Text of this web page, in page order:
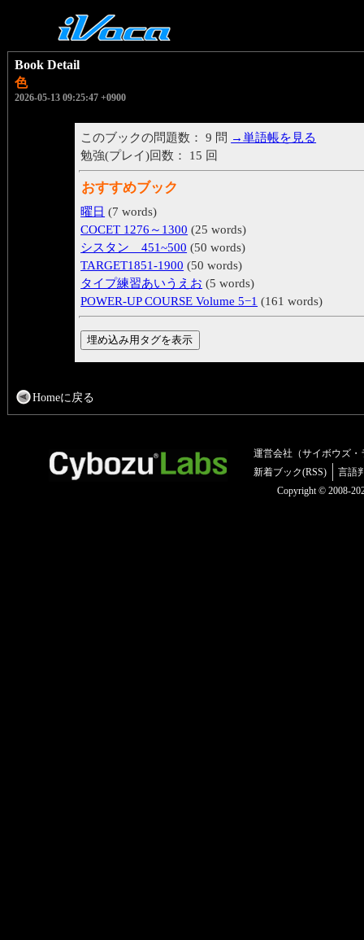
Book Detail
色
2026-05-13 09:25:47 +0900
このブックの問題数： 9 問 →単語帳を見る
勉強(プレイ)回数： 15 回
おすすめブック
曜日 (7 words)
COCET 1276～1300 (25 words)
シスタン 451~500 (50 words)
TARGET1851-1900 (50 words)
タイプ練習あいうえお (5 words)
POWER-UP COURSE Volume 5−1 (161 words)
Homeに戻る
運営会社（サイボウズ・
新着ブック(RSS)
言語
Copyright © 2008-